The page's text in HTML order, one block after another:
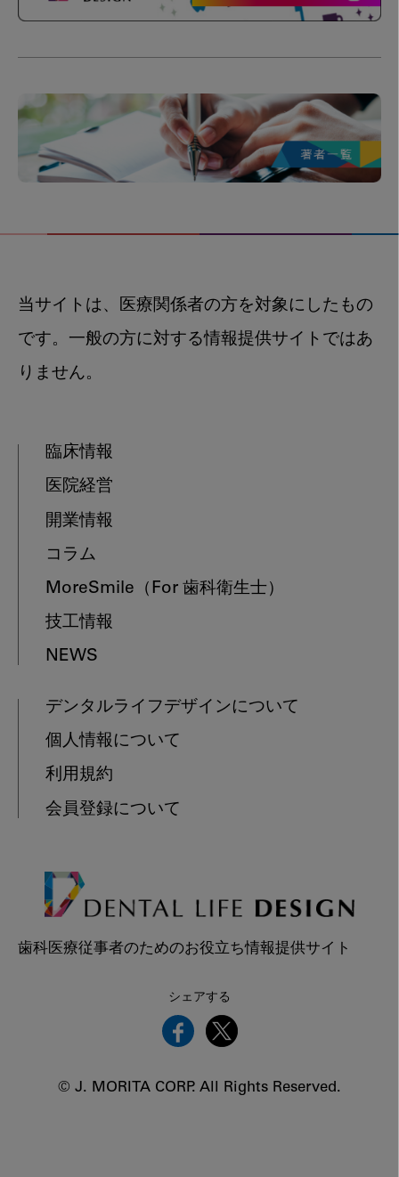
当サイトは、医療関係者の方を対象にしたもの
です。一般の方に対する情報提供サイトではあ
りません。
臨床情報
医院経営
開業情報
コラム
MoreSmile （For 歯科衛生士）
技工情報
NEWS
デンタルライフデザインについて
個人情報について
利用規約
会員登録について
歯科医療従事者のためのお役立ち情報提供サイト
シェアする
© J. MORITA CORP. All Rights Reserved.